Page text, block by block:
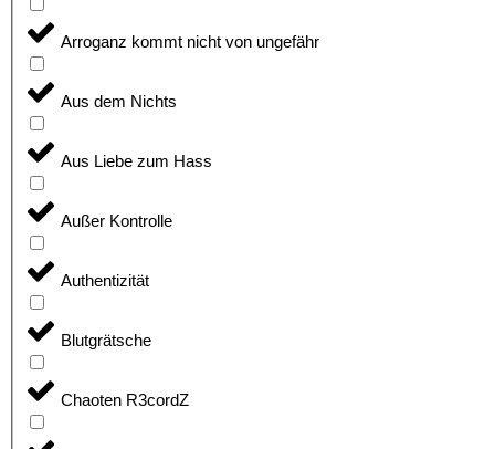
Arroganz kommt nicht von ungefähr
Aus dem Nichts
Aus Liebe zum Hass
Außer Kontrolle
Authentizität
Blutgrätsche
Chaoten R3cordZ